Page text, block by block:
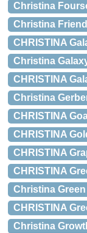
Christina
Christina
CHRISTINA
Christina
CHRISTINA
Christina
CHRISTINA
CHRISTINA
CHRISTINA
CHRISTINA
Christina
CHRISTINA
Christina